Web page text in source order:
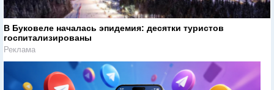
В Буковеле началась эпидемия: десятки туристов
госпитализированы
Реклама